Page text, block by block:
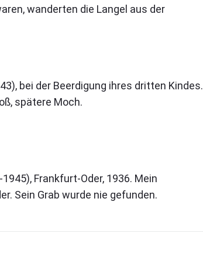
wanderten die Langel aus der
bei der Beerdigung ihres dritten Kindes.
spätere Moch.
Frankfurt-Oder, 1936. Mein
Sein Grab wurde nie gefunden.